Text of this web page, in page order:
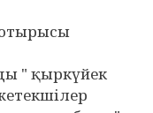
" қыркүйек